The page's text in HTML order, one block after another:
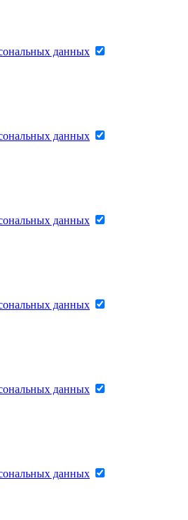
данных
данных
данных
данных
данных
данных